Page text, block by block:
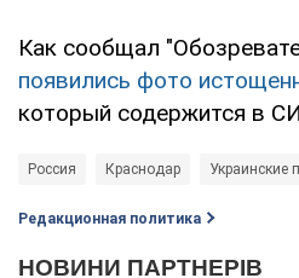
Как сообщал
появились фото
который содержится в
Россия Краснодар Украинские
Редакционная политика